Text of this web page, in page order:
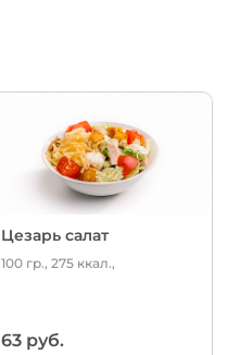
Цезарь салат
100 гр., 275 ккал.,
63 руб.